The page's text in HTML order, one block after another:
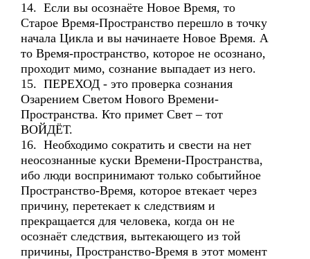
14. Если вы осознаёте Новое Время, то
Старое Время-Пространство перешло в точку
начала Цикла и вы начинаете Новое Время. А
то Время-пространство, которое не осознано,
проходит мимо, сознание выпадает из него.
15. ПЕРЕХОД - это проверка сознания
Озарением Светом Нового Времени-
Пространства. Кто примет Свет – тот
ВОЙДЁТ.
16. Необходимо сократить и свести на нет
неосознанные куски Времени-Пространства,
ибо люди воспринимают только событийное
Пространство-Время, которое втекает через
причину, перетекает к следствиям и
прекращается для человека, когда он не
осознаёт следствия, вытекающего из той
причины, Пространство-Время в этот момент